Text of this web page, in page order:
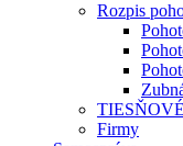
Rozpis
Firmy